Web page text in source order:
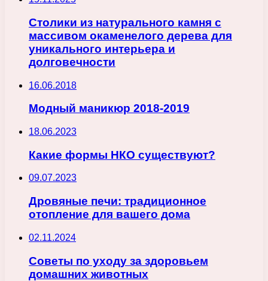
Столики из натурального камня с
массивом окаменелого дерева для
уникального интерьера и
долговечности
16.06.2018
Модный маникюр 2018-2019
18.06.2023
Какие формы НКО существуют?
09.07.2023
Дровяные печи: традиционное
отопление для вашего дома
02.11.2024
Советы по уходу за здоровьем
домашних животных